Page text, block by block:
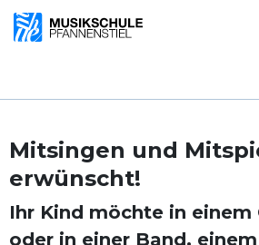
Mitsingen und
erwünscht!
Ihr Kind möchte in einem
oder in einer Band,